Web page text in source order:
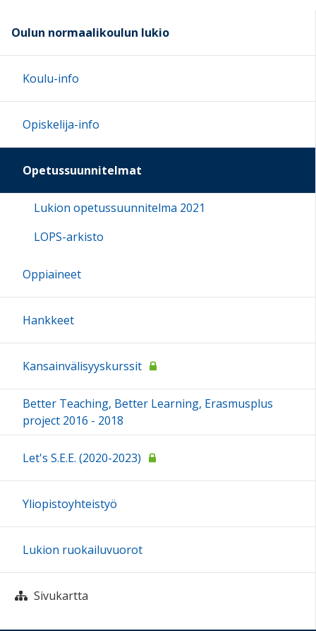
Oulun normaalikoulun lukio
Koulu-info
Opiskelija-info
Opetussuunnitelmat
Lukion opetussuunnitelma 2021
LOPS-arkisto
Oppiaineet
Hankkeet
Kansainvälisyyskurssit
Better Teaching, Better Learning, Erasmusplus
project 2016 - 2018
Let's S.E.E. (2020-2023)
Yliopistoyhteistyö
Lukion ruokailuvuorot
Sivukartta